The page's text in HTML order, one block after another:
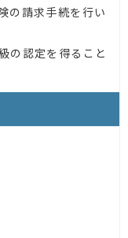
の請求手続を行い
の認定を得ること